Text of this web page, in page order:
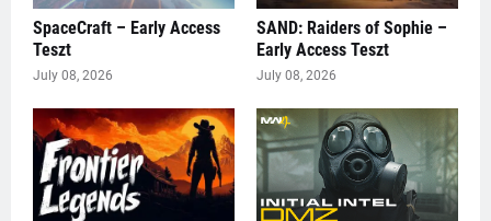
SpaceCraft – Early Access
Teszt
July 08, 2026
SAND: Raiders of Sophie –
Early Access Teszt
July 08, 2026